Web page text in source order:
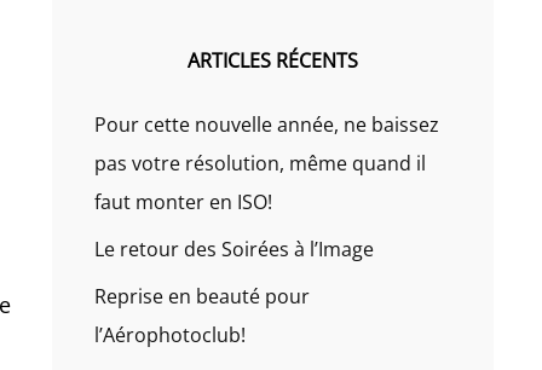
ARTICLES RÉCENTS
Pour cette nouvelle année, ne baissez
pas votre résolution, même quand il
faut monter en ISO!
Le retour des Soirées à l’Image
Reprise en beauté pour
l’Aérophotoclub!